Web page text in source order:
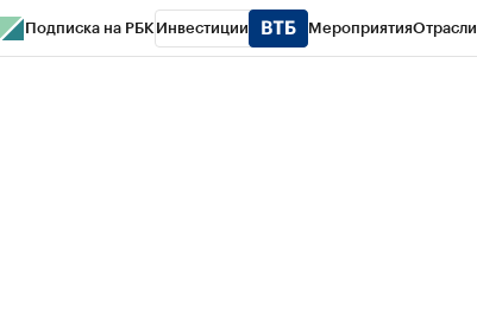
Подписка на РБК Инвестиции МероприятияОтрасли